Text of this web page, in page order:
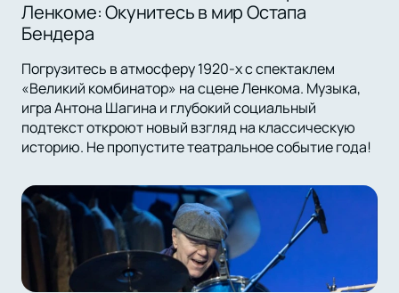
Ленкоме: Окунитесь в мир Остапа
Бендера
Погрузитесь в атмосферу 1920-х с спектаклем
«Великий комбинатор» на сцене Ленкома. Музыка,
игра Антона Шагина и глубокий социальный
подтекст откроют новый взгляд на классическую
историю. Не пропустите театральное событие года!